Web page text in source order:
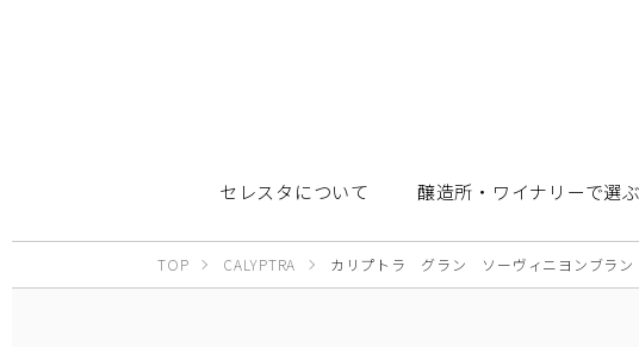
セレスタについて 醸造所・ワイナリーで選ぶ
TOP CALYPTRA カリプトラ グラン ソーヴィニヨンブラン